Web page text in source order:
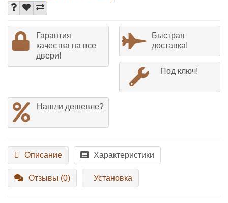
Гарантия
качества на все
двери!
Быстрая
доставка!
Под ключ!
Нашли дешевле?
Описание Характеристики
Отзывы (0) Установка